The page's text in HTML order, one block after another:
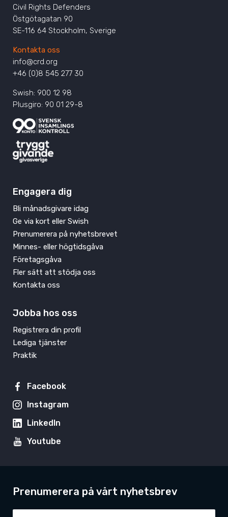
Civil Rights Defenders
Östgötagatan 90
SE-116 64 Stockholm, Sverige
Kontakta oss
info@crd.org
+46 (0)8 545 277 30
Swish: 900 12 98
Plusgiro: 90 01 29-8
Engagera dig
Bli månadsgivare idag
Ge via kort eller Swish
Prenumerera på nyhetsbrevet
Minnes- eller högtidsgåva
Företagsgåva
Fler sätt att stödja oss
Kontakta oss
Jobba hos oss
Registrera din profil
Lediga tjänster
Praktik
Facebook
Instagram
LinkedIn
Youtube
Prenumerera på vårt nyhetsbrev